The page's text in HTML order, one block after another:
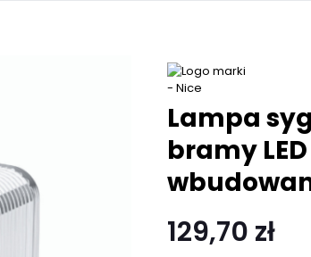
Lampa
bramy LED
129,70 zł